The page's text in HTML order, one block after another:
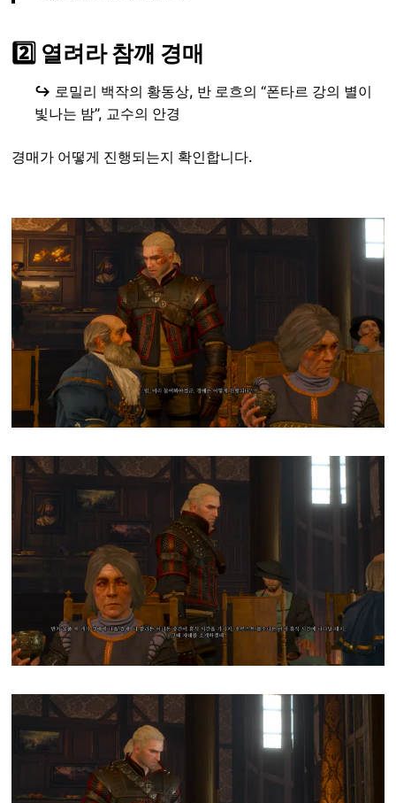
2️⃣ 열려라 참깨 경매
↪️ 로밀리 백작의 황동상, 반 로흐의 “폰타르 강의 별이
빛나는 밤”, 교수의 안경
경매가 어떻게 진행되는지 확인합니다.